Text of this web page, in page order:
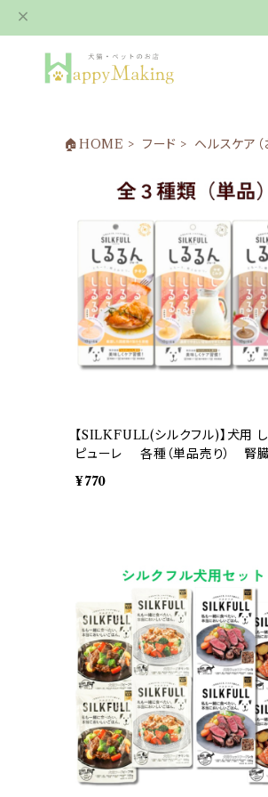
🏠HOME フード ヘルスケア
【SILKFULL(シルクフル)】犬用
ピューレ 各種（単品売り） 腎
腎臓病 デトックス
¥770